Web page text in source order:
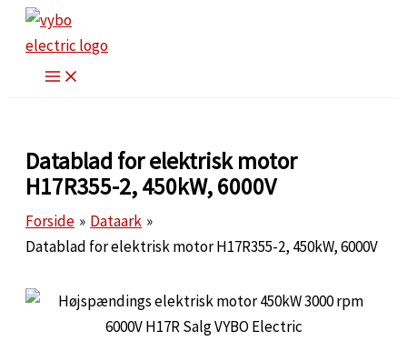
indholdet
Datablad for elektrisk motor
H17R355-2, 450kW, 6000V
Forside
Dataark
Datablad for elektrisk motor H17R355-2, 450kW, 6000V